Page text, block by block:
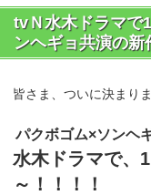
tvＮ水木ドラマで
ンヘギョ共演の新
皆さま、ついに決まり
パクボゴム×ソンヘ
水木ドラマで、
～！！！！